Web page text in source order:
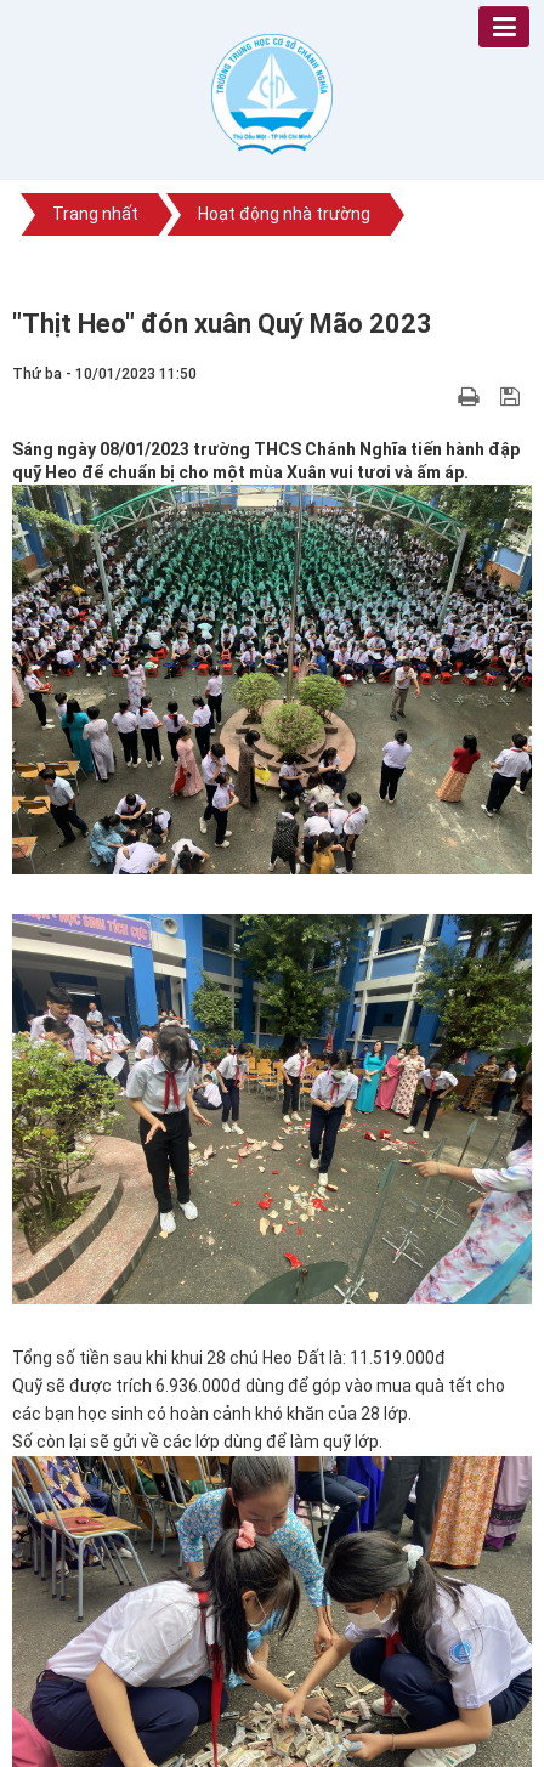
Trang nhất Hoạt động nhà trường
"Thịt Heo" đón xuân Quý Mão 2023
Thứ ba - 10/01/2023 11:50
Sáng ngày 08/01/2023 trường THCS Chánh Nghĩa tiến hành đập
quỹ Heo để chuẩn bị cho một mùa Xuân vui tươi và ấm áp.
Tổng số tiền sau khi khui 28 chú Heo Đất là: 11.519.000đ
Quỹ sẽ được trích 6.936.000đ dùng để góp vào mua quà tết cho
các bạn học sinh có hoàn cảnh khó khăn của 28 lớp.
Số còn lại sẽ gửi về các lớp dùng để làm quỹ lớp.